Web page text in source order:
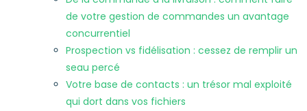
de votre gestion de commandes un avantage
concurrentiel
Prospection vs fidélisation : cessez de remplir un
seau percé
Votre base de contacts : un trésor mal exploité
qui dort dans vos fichiers